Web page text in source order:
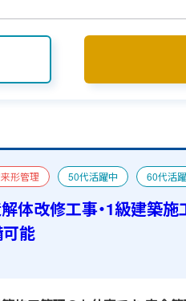
来形管理 50代活躍中 60代活
宿舎あり
体改修工事・1級建築
能